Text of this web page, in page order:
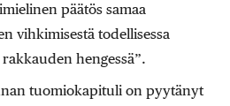
päätös samaa
vihkimisestä todellisessa
hengessä”.
tuomiokapituli on pyytänyt